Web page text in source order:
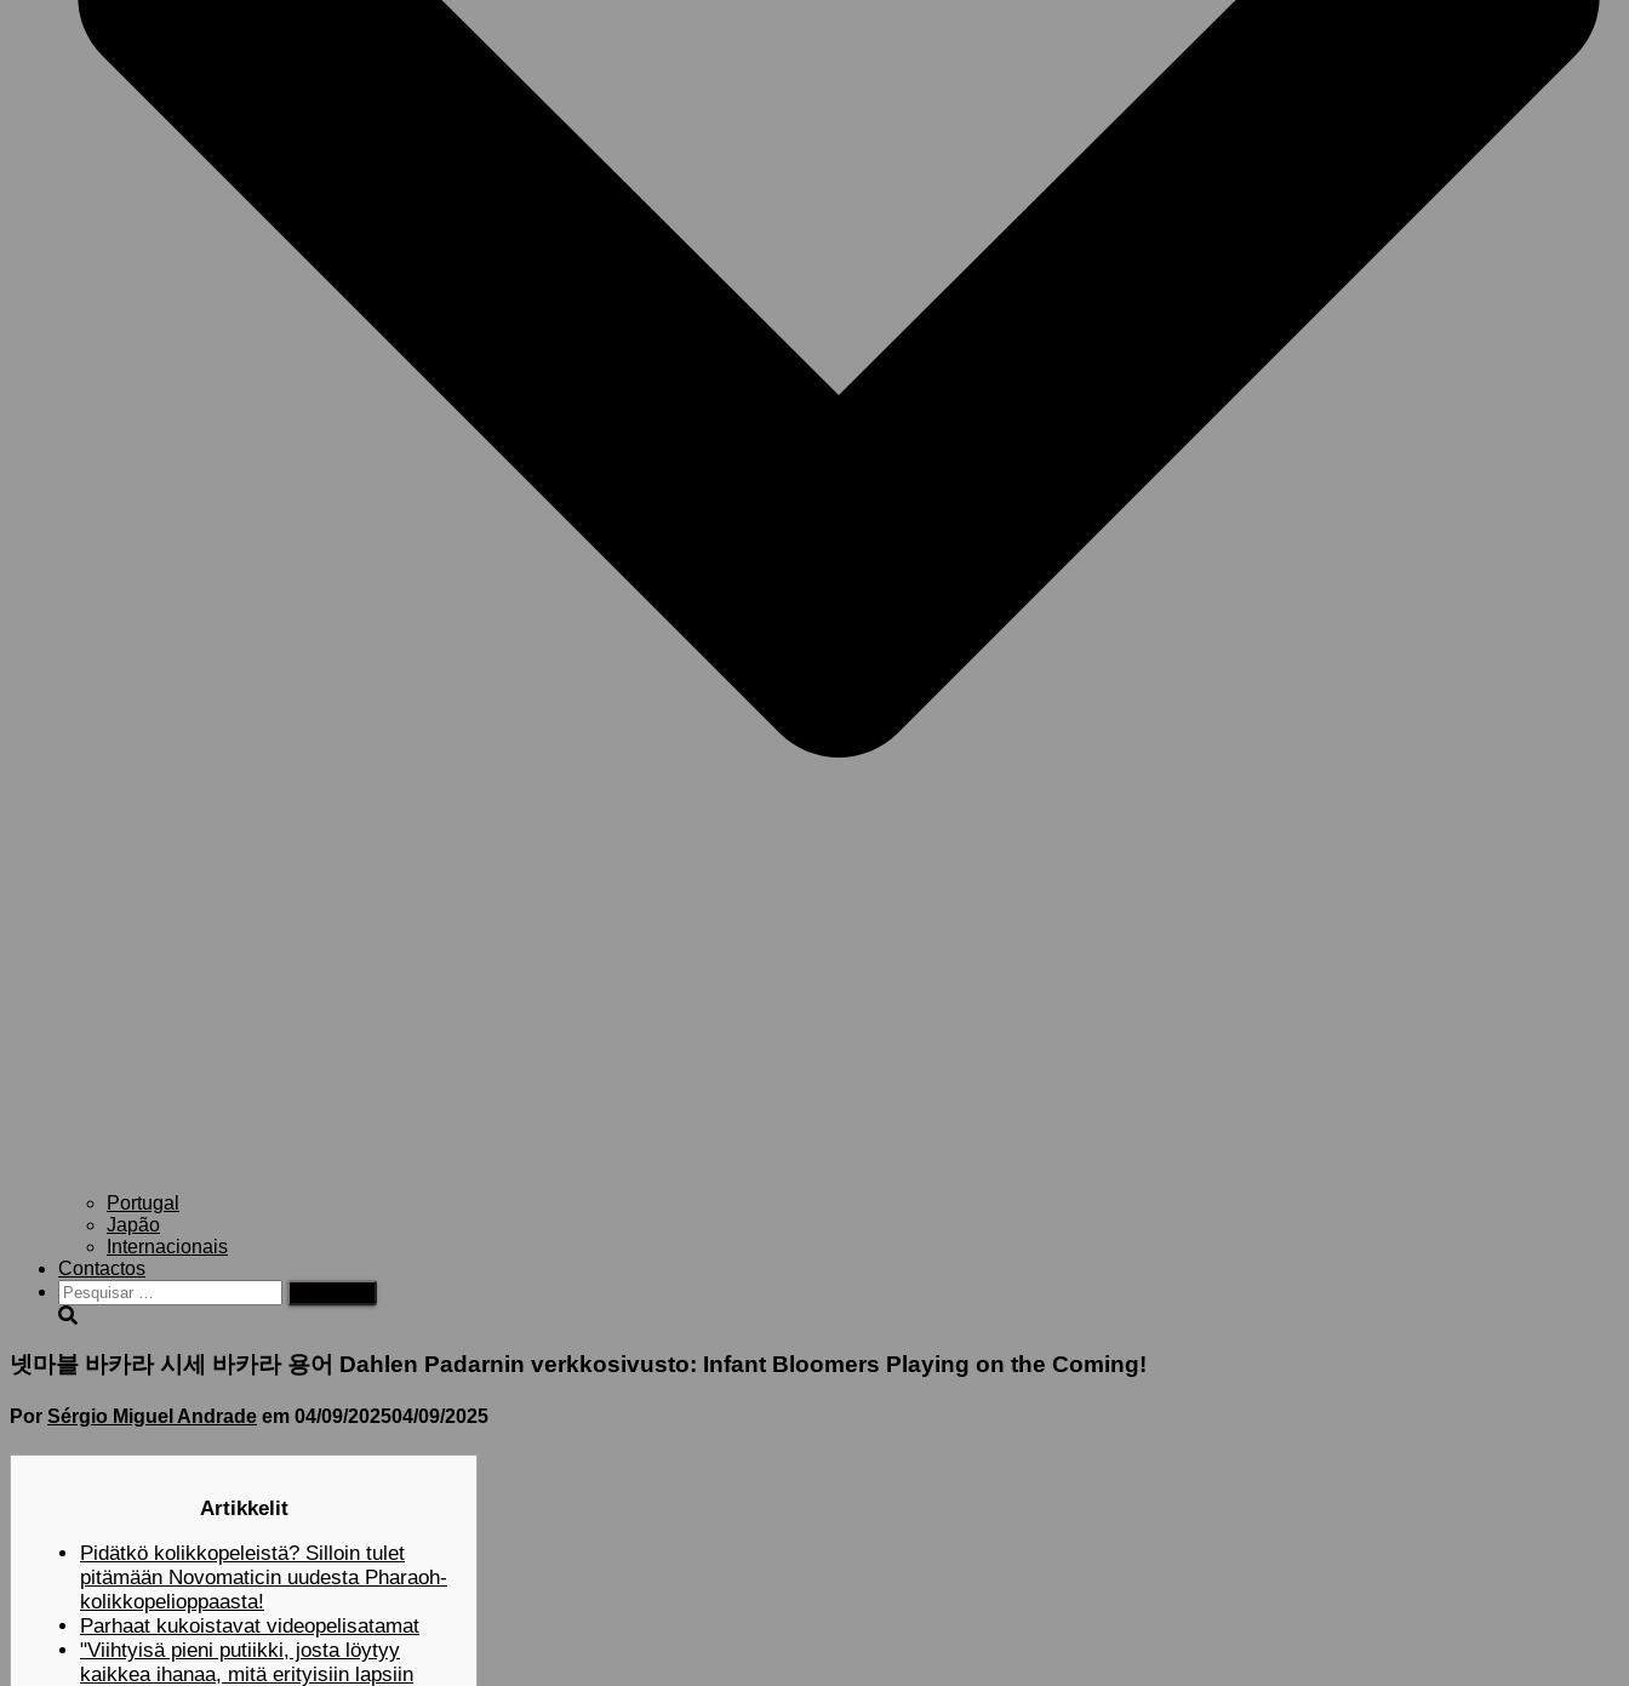
Portugal
Japão
Internacionais
Contactos
Pesquisar
por:
넷마블 바카라 시세 바카라 용어 Dahlen Padarnin verkkosivusto: Infant Bloomers Playing on the Coming!
Por Sérgio Miguel Andrade em 04/09/202504/09/2025
Artikkelit
Pidätkö kolikkopeleistä? Silloin tulet
pitämään Novomaticin uudesta Pharaoh-
kolikkopelioppaasta!
Parhaat kukoistavat videopelisatamat
"Viihtyisä pieni putiikki, josta löytyy
kaikkea ihanaa, mitä erityisiin lapsiin